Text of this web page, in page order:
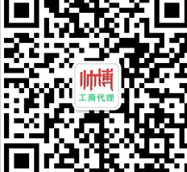
可代理开银行账户！（我们有长期合作的
银行，可免银行年费用）
咨询热线：023-63653351/63653355、
13320337068、13368080804，一通电话，
优惠多多！
咨询QQ：1063653355、1163653355、
1263653355
023-63653351/63653355、送资料）可加急
无论注资金多少，公章、咨询